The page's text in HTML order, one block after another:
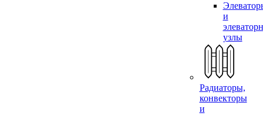
и
узлы
Радиаторы,
конвекторы
и